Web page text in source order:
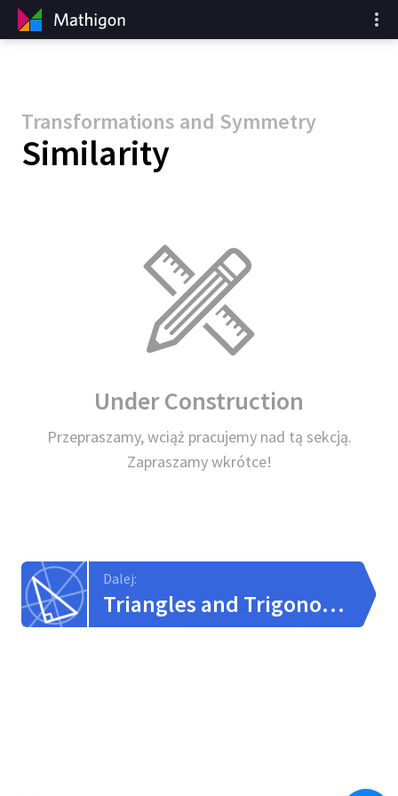
Transformations and Symmetry
Similarity
Under Construction
Przepraszamy, wciąż pracujemy nad tą sekcją.
Zapraszamy wkrótce!
Dalej:
Triangles and Trigonometry